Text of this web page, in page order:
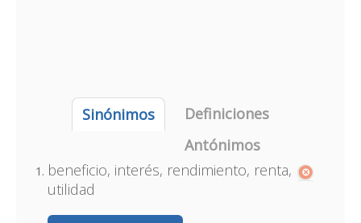
Sinónimos
Definiciones
Antónimos
beneficio, interés, rendimiento, renta,
utilidad